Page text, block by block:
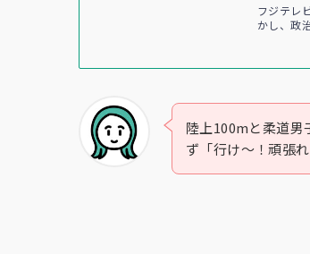
フジテレ
かし、政
陸上100mと柔道男
ず「行け〜！頑張